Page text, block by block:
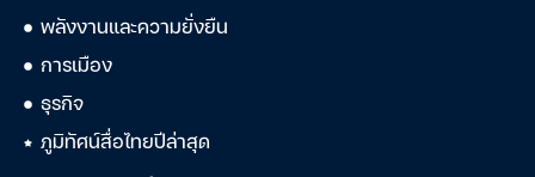
พลังงานและความยั่งยืน
การเมือง
ธุรกิจ
ภูมิทัศน์สื่อไทยปีล่าสุด